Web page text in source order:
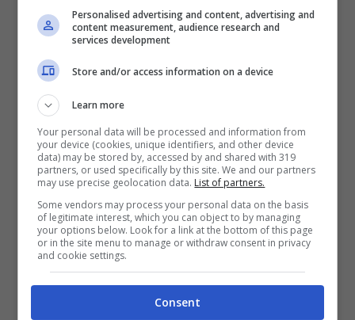
possibilità di andare incontro ad una
intossicazione alimentare
Il tutto, però, può prendere una piega diversa
nel caso in cui l’ingestione dovesse
prolungarsi con il passare del tempo. Non
solo: anche a livello di quantità le
conseguenze potrebbero risultare dannose
per il nostrosistema nervoso centrale,
fegato e fertilità . Insomma, bisogna fare
davvero molta attenzione per voi e per coloro
che fanno parte della vostra famiglia.
Personalised advertising and content, advertising and
content measurement, audience research and
services development
Store and/or access information on a device
Learn more
Your personal data will be processed and information from
your device (cookies, unique identifiers, and other device
data) may be stored by, accessed by and shared with 319
partners, or used specifically by this site. We and our partners
may use precise geolocation data. List of partners.
Some vendors may process your personal data on the basis
of legitimate interest, which you can object to by managing
your options below. Look for a link at the bottom of this page
or in the site menu to manage or withdraw consent in privacy
and cookie settings.
Consent